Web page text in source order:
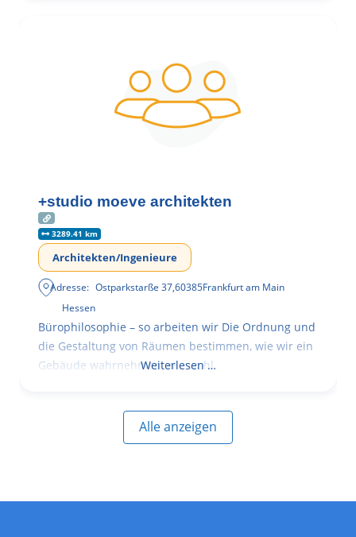
+studio moeve architekten
3289.41 km
Architekten/Ingenieure
Adresse: Ostparkstarße 37,60385Frankfurt am Main
Hessen
Bürophilosophie – so arbeiten wir Die Ordnung und
die Gestaltung von Räumen bestimmen, wie wir ein
Gebäude wahrnehmen, wie wohl
Weiterlesen …
Alle anzeigen